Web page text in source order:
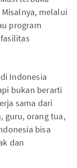
melalui
program
Indonesia
bukan berarti
sama dari
guru, orang tua,
bisa
dan